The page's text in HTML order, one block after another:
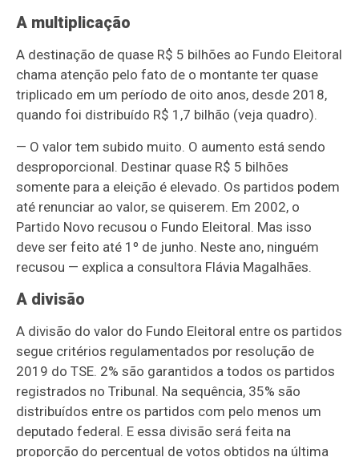
A multiplicação
A destinação de quase R$ 5 bilhões ao Fundo Eleitoral
chama atenção pelo fato de o montante ter quase
triplicado em um período de oito anos, desde 2018,
quando foi distribuído R$ 1,7 bilhão (veja quadro).
— O valor tem subido muito. O aumento está sendo
desproporcional. Destinar quase R$ 5 bilhões
somente para a eleição é elevado. Os partidos podem
até renunciar ao valor, se quiserem. Em 2002, o
Partido Novo recusou o Fundo Eleitoral. Mas isso
deve ser feito até 1º de junho. Neste ano, ninguém
recusou — explica a consultora Flávia Magalhães.
A divisão
A divisão do valor do Fundo Eleitoral entre os partidos
segue critérios regulamentados por resolução de
2019 do TSE. 2% são garantidos a todos os partidos
registrados no Tribunal. Na sequência, 35% são
distribuídos entre os partidos com pelo menos um
deputado federal. E essa divisão será feita na
proporção do percentual de votos obtidos na última